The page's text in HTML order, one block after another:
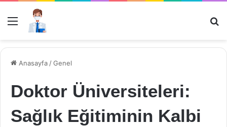
Menü
Anasayfa /Genel
Doktor Üniversiteleri:
Sağlık Eğitiminin Kalbi